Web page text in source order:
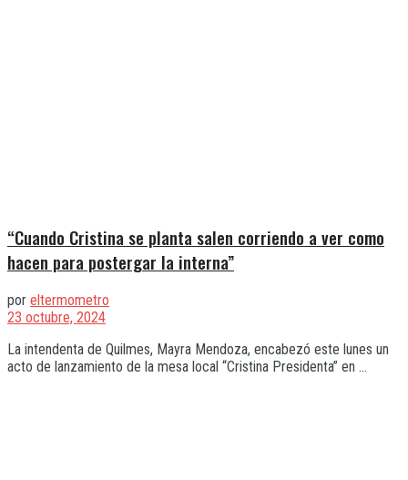
“Cuando Cristina se planta salen corriendo a ver como
hacen para postergar la interna”
por eltermometro
23 octubre, 2024
La intendenta de Quilmes, Mayra Mendoza, encabezó este lunes un
acto de lanzamiento de la mesa local “Cristina Presidenta” en ...